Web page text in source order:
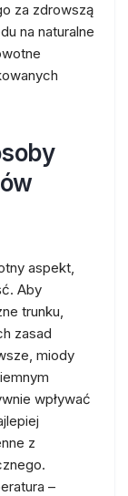
za zdrowszą
na naturalne
aspekt,
Aby
trunku,
zasad
miody
wpływać
z
–